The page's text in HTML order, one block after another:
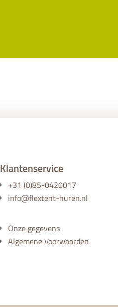
Klantenservice
+31 (0)85-0420017
info@flextent-huren.nl
Onze gegevens
Algemene Voorwaarden